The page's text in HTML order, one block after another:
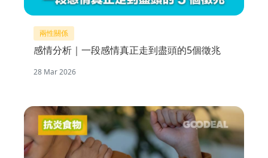
兩性關係
感情分析｜一段感情真正走到盡頭的5個徵兆
28 Mar 2026